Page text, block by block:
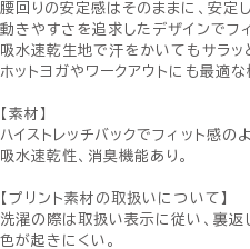
腰回りの安定感はそのままに、安定
動きやすさを追求したデザインでフ
吸水速乾生地で汗をかいてもサラッ
ホットヨガやワークアウトにも最適な
【素材】
ハイストレッチバックでフィット感の
吸水速乾性、消臭機能あり。
【プリント素材の取扱いについて】
洗濯の際は取扱い表示に従い、裏返
色が起きにくい。